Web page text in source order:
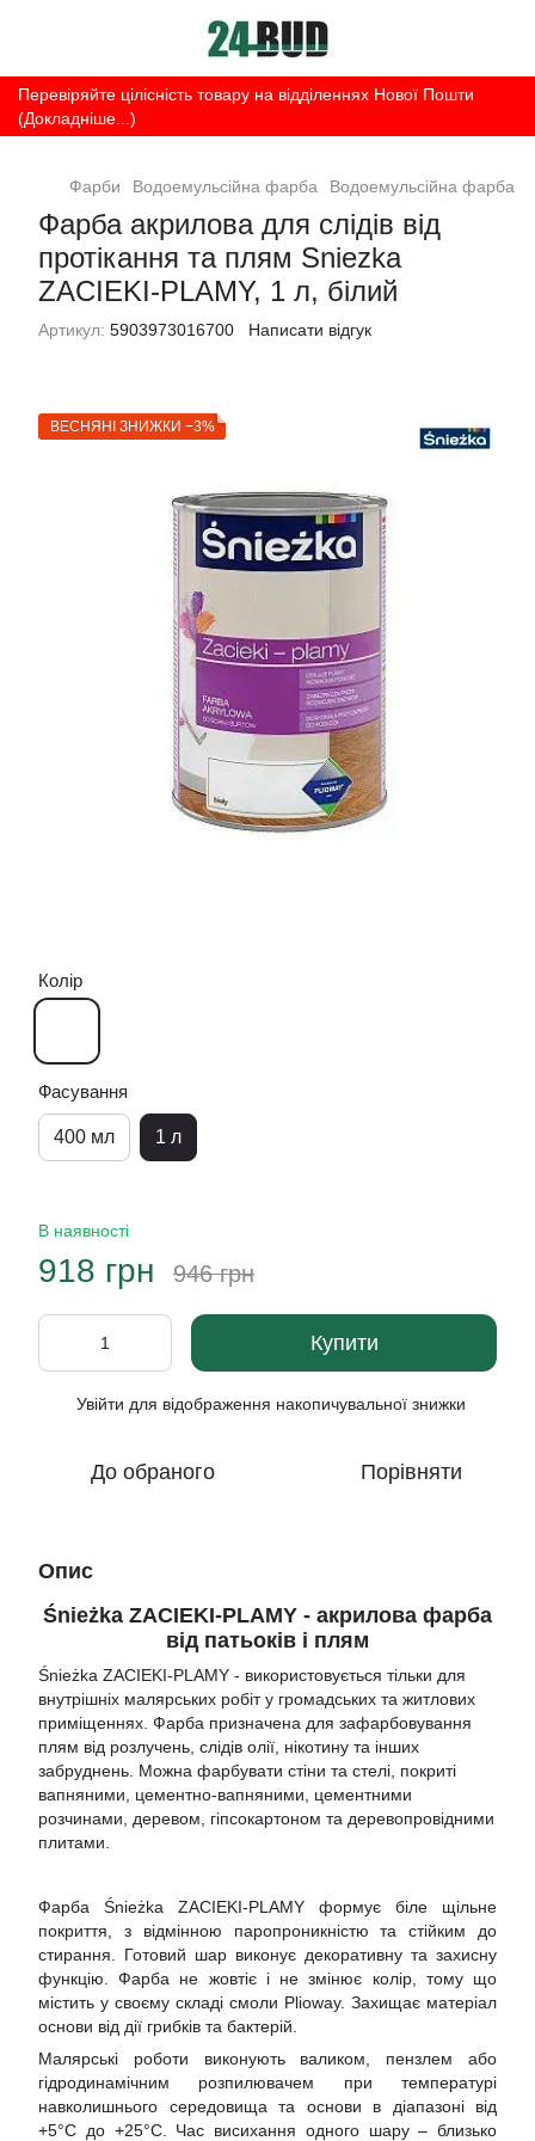
Перевіряйте цілісність товару на відділеннях Нової Пошти
(Докладніше...)
Фарби Водоемульсійна фарба Водоемульсійна фарба
Фарба акрилова для слідів від
протікання та плям Sniezka
ZACIEKI-PLAMY, 1 л, білий
Артикул: 5903973016700 Написати відгук
ВЕСНЯНІ ЗНИЖКИ −3%
Колір
Фасування
400 мл 1 л
В наявності
918 грн 946 грн
Купити
Увійти для відображення накопичувальної знижки
До обраного Порівняти
Опис
Śnieżka ZACIEKI-PLAMY - акрилова фарба
від патьоків і плям
Śnieżka ZACIEKI-PLAMY - використовується тільки для
внутрішніх малярських робіт у громадських та житлових
приміщеннях. Фарба призначена для зафарбовування
плям від розлучень, слідів олії, нікотину та інших
забруднень. Можна фарбувати стіни та стелі, покриті
вапняними, цементно-вапняними, цементними
розчинами, деревом, гіпсокартоном та деревопровідними
плитами.
Фарба Śnieżka ZACIEKI-PLAMY формує біле щільне
покриття, з відмінною паропроникністю та стійким до
стирання. Готовий шар виконує декоративну та захисну
функцію. Фарба не жовтіє і не змінює колір, тому що
містить у своєму складі смоли Plioway. Захищає матеріал
основи від дії грибків та бактерій.
Малярські роботи виконують валиком, пензлем або
гідродинамічним розпилювачем при температурі
навколишнього середовища та основи в діапазоні від
+5°С до +25°С. Час висихання одного шару – близько